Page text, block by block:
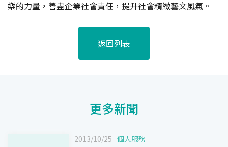
樂的力量，善盡企業社會責任，提升社會精緻藝文風氣。
返回列表
更多新聞
2013/10/25 個人服務